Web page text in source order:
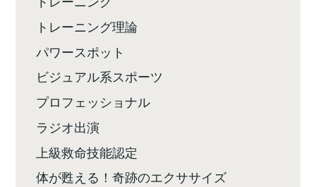
トレーニング理論
パワースポット
ビジュアル系スポーツ
プロフェッショナル
ラジオ出演
上級救命技能認定
体が甦える！奇跡のエクササイズ